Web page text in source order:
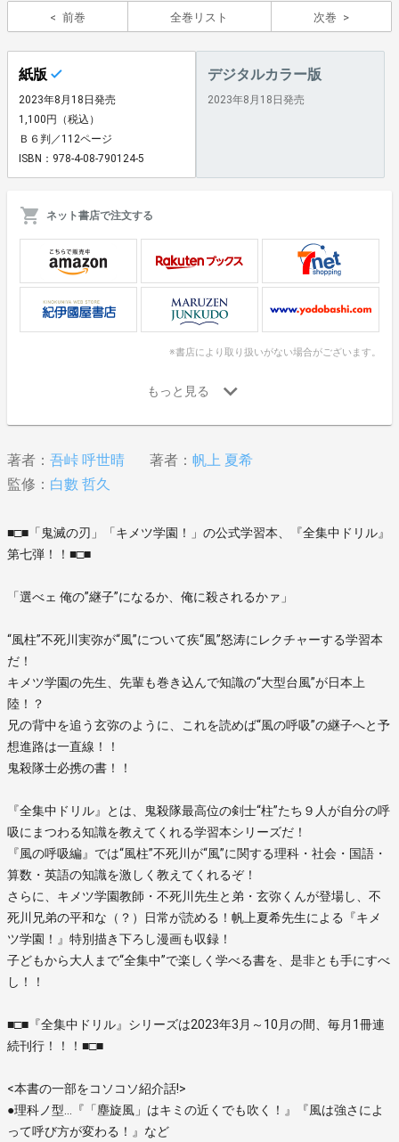
前巻 全巻リスト 次巻
紙版
2023年8月18日発売
1,100円（税込）
Ｂ６判／112ページ
ISBN：978-4-08-790124-5
デジタルカラー版
2023年8月18日発売
ネット書店で注文する
※書店により取り扱いがない場合がございます。
著者： 吾峠 呼世晴 著者： 帆上 夏希
監修： 白數 哲久
■□■「鬼滅の刃」「キメツ学園！」の公式学習本、『全集中ドリル』
第七弾！！■□■
「選べェ 俺の”継子”になるか、俺に殺されるかァ」
“風柱”不死川実弥が“風”について疾“風”怒涛にレクチャーする学習本
だ！
キメツ学園の先生、先輩も巻き込んで知識の“大型台風”が日本上
陸！？
兄の背中を追う玄弥のように、これを読めば“風の呼吸”の継子へと予
想進路は一直線！！
鬼殺隊士必携の書！！
『全集中ドリル』とは、鬼殺隊最高位の剣士“柱”たち９人が自分の呼
吸にまつわる知識を教えてくれる学習本シリーズだ！
『風の呼吸編』では“風柱”不死川が“風”に関する理科・社会・国語・
算数・英語の知識を激しく教えてくれるぞ！
さらに、キメツ学園教師・不死川先生と弟・玄弥くんが登場し、不
死川兄弟の平和な（？）日常が読める！帆上夏希先生による『キメ
ツ学園！』特別描き下ろし漫画も収録！
子どもから大人まで“全集中”で楽しく学べる書を、是非とも手にすべ
し！！
■□■『全集中ドリル』シリーズは2023年3月～10月の間、毎月1冊連
続刊行！！！■□■
<本書の一部をコソコソ紹介話!>
●理科ノ型…『「塵旋風」はキミの近くでも吹く！』『風は強さによ
って呼び方が変わる！』など